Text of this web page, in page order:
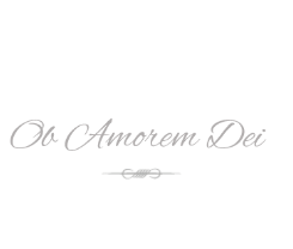
Advocaciones Marianas,
más